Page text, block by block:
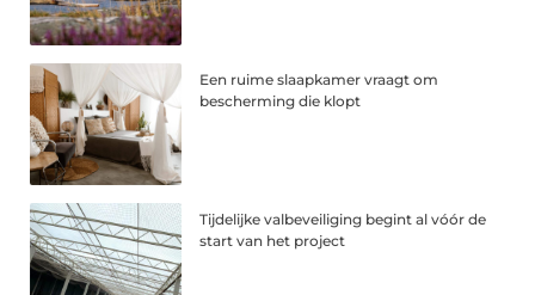
Een ruime slaapkamer vraagt om
bescherming die klopt
Tijdelijke valbeveiliging begint al vóór de
start van het project